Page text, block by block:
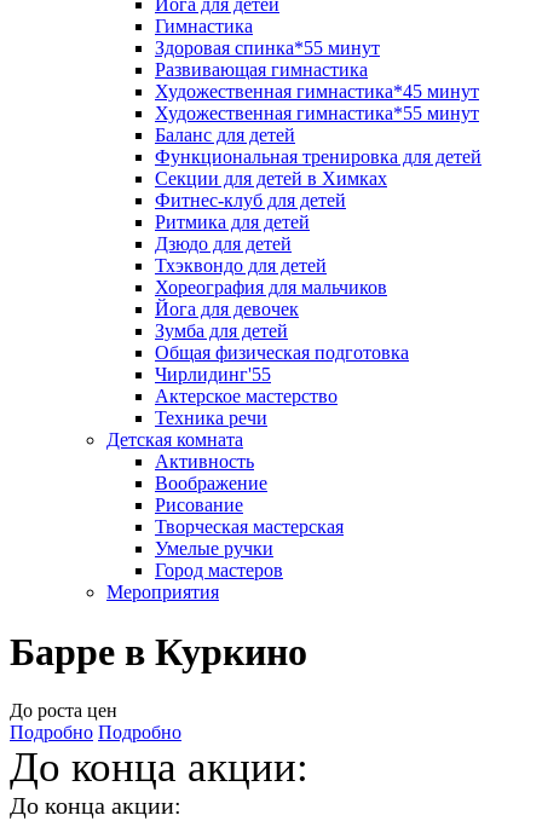
Йога для детей
Гимнастика
Здоровая спинка*55 минут
Развивающая гимнастика
Художественная гимнастика*45 минут
Художественная гимнастика*55 минут
Баланс для детей
Функциональная тренировка для детей
Секции для детей в Химках
Фитнес-клуб для детей
Ритмика для детей
Дзюдо для детей
Тхэквондо для детей
Хореография для мальчиков
Йога для девочек
Зумба для детей
Общая физическая подготовка
Чирлидинг'55
Актерское мастерство
Техника речи
Детская комната
Активность
Воображение
Рисование
Творческая мастерская
Умелые ручки
Город мастеров
Мероприятия
Барре в Куркино
До роста цен
Подробно Подробно
До конца акции:
До конца акции: